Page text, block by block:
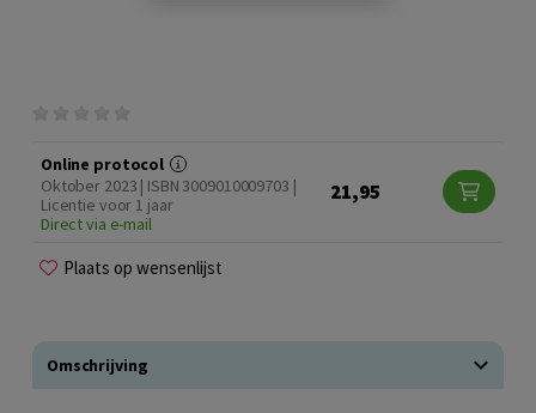
Online protocol
Oktober 2023 | ISBN 3009010009703 |
Licentie voor 1 jaar
Direct via e-mail
21,95
Plaats op wensenlijst
Omschrijving